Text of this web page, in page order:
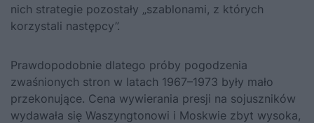
nich strategie pozostały „szablonami, z których
korzystali następcy”.
Prawdopodobnie dlatego próby pogodzenia
zwaśnionych stron w latach 1967–1973 były mało
przekonujące. Cena wywierania presji na sojuszników
wydawała się Waszyngtonowi i Moskwie zbyt wysoka,